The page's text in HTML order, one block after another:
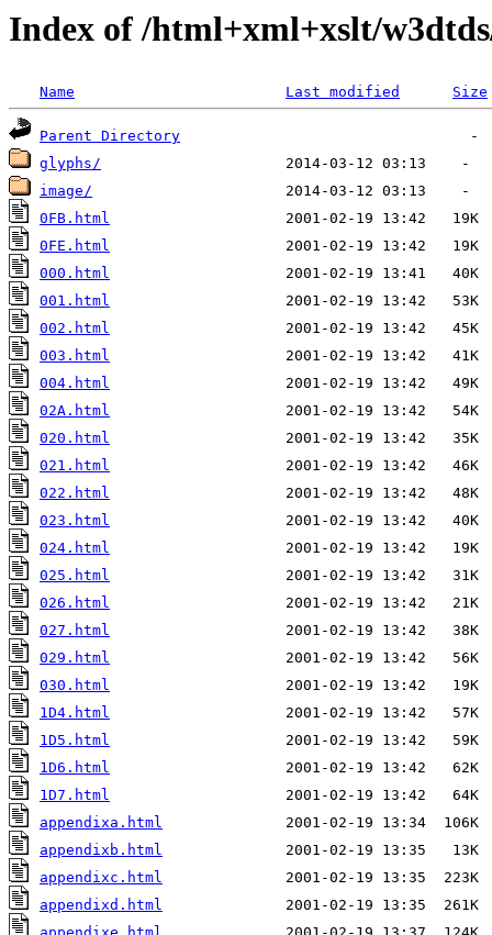
Index of /html+xml+xslt/
Name Last modified Size
Parent Directory
glyphs/
image/
0FB.html
0FE.html
000.html
001.html
002.html
003.html
004.html
02A.html
020.html
021.html
022.html
023.html
024.html
025.html
026.html
027.html
029.html
030.html
1D4.html
1D5.html
1D6.html
1D7.html
appendixa.html
appendixb.html
appendixc.html
appendixd.html